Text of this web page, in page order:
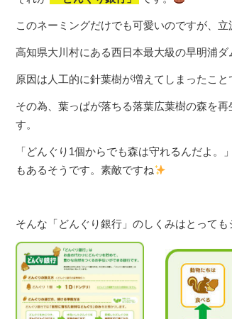
このネーミングだけでも可愛いのですが、立
高知県大川村にある西日本最大級の早明浦
原因は人工的に針葉樹が増えてしまったこと
その為、葉っぱが落ちる落葉広葉樹の森を
す。
「どんぐり1個からでも森は守れるんだよ
もあるそうです。素敵ですね
そんな「どんぐり銀行」のしくみはとっても